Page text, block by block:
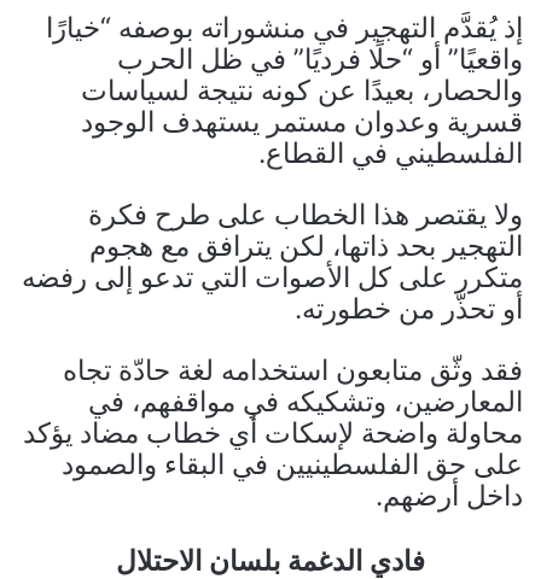
إذ يُقدَّم التهجير في منشوراته بوصفه “خيارًا
واقعيًا” أو “حلًا فرديًا” في ظل الحرب
والحصار، بعيدًا عن كونه نتيجة لسياسات
قسرية وعدوان مستمر يستهدف الوجود
الفلسطيني في القطاع.
ولا يقتصر هذا الخطاب على طرح فكرة
التهجير بحد ذاتها، لكن يترافق مع هجوم
متكرر على كل الأصوات التي تدعو إلى رفضه
أو تحذّر من خطورته.
فقد وثّق متابعون استخدامه لغة حادّة تجاه
المعارضين، وتشكيكه في مواقفهم، في
محاولة واضحة لإسكات أي خطاب مضاد يؤكد
على حق الفلسطينيين في البقاء والصمود
داخل أرضهم.
فادي الدغمة بلسان الاحتلال